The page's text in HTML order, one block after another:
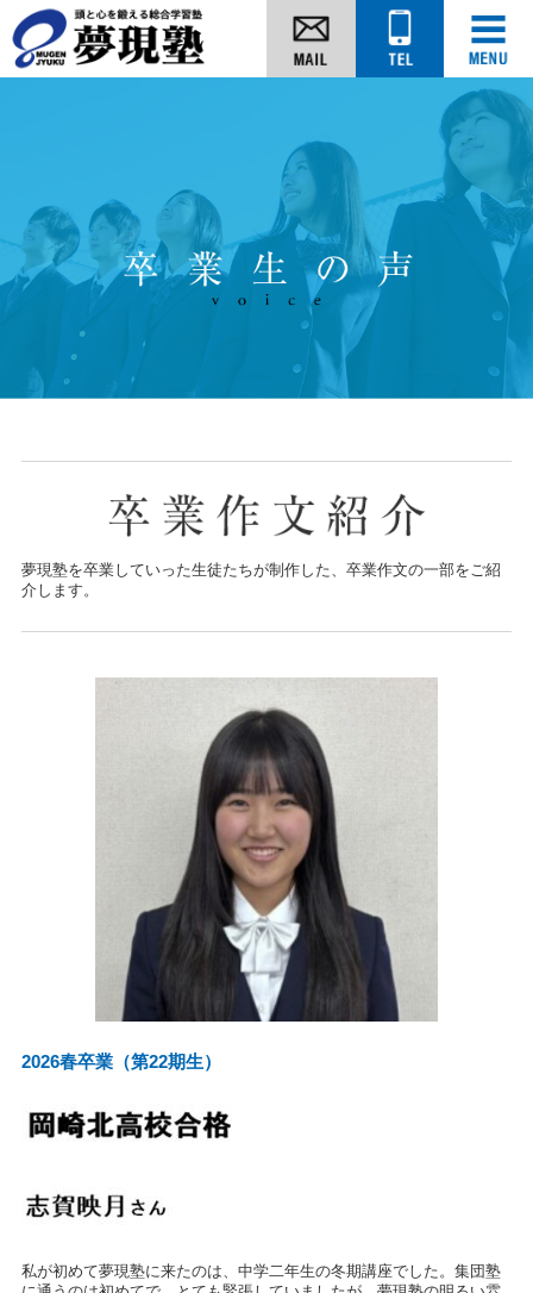
夢現塾を卒業していった生徒たちが制作した、卒業作文の一部をご紹
介します。
2026春卒業（第22期生）
私が初めて夢現塾に来たのは、中学二年生の冬期講座でした。集団塾